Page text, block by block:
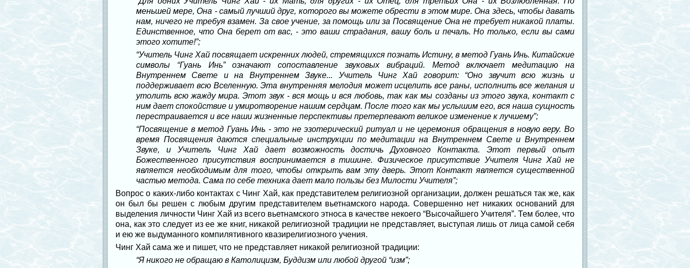
меньшей мере, Она - самый лучший друг, которого вы можете обрести в этом мире. Она здесь, чтобы давать
нам, ничего не требуя взамен. За свое учение, за помощь или за Посвящение Она не требует никакой платы.
Единственное, что Она берет от вас, - это ваши страдания, вашу боль и печаль. Но только, если вы сами
этого хотите!”;
“Учитель Чинг Хай посвящает искренних людей, стремящихся познать Истину, в метод Гуань Инь. Китайские
символы “Гуань Инь” означают сопоставление звуковых вибраций. Метод включает медитацию на
Внутреннем Свете и на Внутреннем Звуке... Учитель Чинг Хай говорит: “Оно звучит всю жизнь и
поддерживает всю Вселенную. Эта внутренняя мелодия может исцелить все раны, исполнить все желания и
утолить всю жажду мира. Этот звук - вся мощь и вся любовь, так как мы созданы из этого звука, контакт с
ним дает спокойствие и умиротворение нашим сердцам. После того как мы услышим его, вся наша сущность
перестраивается и все наши жизненные перспективы претерпевают великое изменение к лучшему”;
“Посвящение в метод Гуань Инь - это не эзотерический ритуал и не церемония обращения в новую веру. Во
время Посвящения даются специальные инструкции по медитации на Внутреннем Свете и Внутреннем
Звуке, и Учитель Чинг Хай дает возможность достичь Духовного Контакта. Этот первый опыт
Божественного присутствия воспринимается в тишине. Физическое присутствие Учителя Чинг Хай не
является необходимым для того, чтобы открыть вам эту дверь. Этот Контакт является существенной
частью метода. Сама по себе техника дает мало пользы без Милости Учителя”;
Вопрос о каких-либо контактах с Чинг Хай, как представителем религиозной организации, должен решаться так же, как
он был бы решен с любым другим представителем вьетнамского народа. Совершенно нет никаких оснований для
выделения личности Чинг Хай из всего вьетнамского этноса в качестве некоего “Высочайшего Учителя”. Тем более, что
она, как это следует из ее же книг, никакой религиозной традиции не представляет, выступая лишь от лица самой себя
и ею же выдуманного компилятивного квазирелигиозного учения.
Чинг Хай сама же и пишет, что не представляет никакой религиозной традиции:
“Я никого не обращаю в Католицизм, Буддизм или любой другой “изм”;